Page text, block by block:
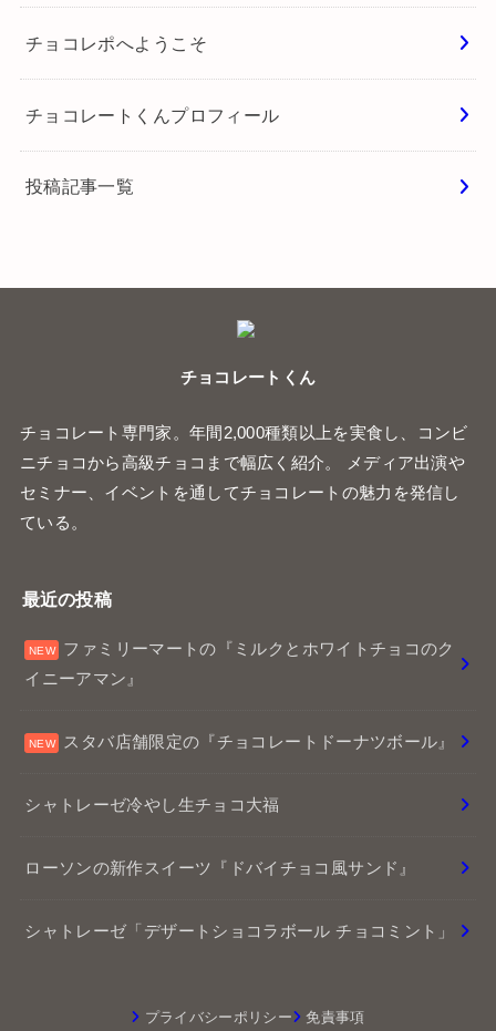
チョコレポへようこそ
チョコレートくんプロフィール
投稿記事一覧
チョコレートくん
チョコレート専門家。年間2,000種類以上を実食し、コンビ
ニチョコから高級チョコまで幅広く紹介。 メディア出演や
セミナー、イベントを通してチョコレートの魅力を発信し
ている。
最近の投稿
ファミリーマートの『ミルクとホワイトチョコのク
イニーアマン』
スタバ店舗限定の『チョコレートドーナツボール』
シャトレーゼ冷やし生チョコ大福
ローソンの新作スイーツ『ドバイチョコ風サンド』
シャトレーゼ「デザートショコラボール チョコミント」
プライバシーポリシー 免責事項